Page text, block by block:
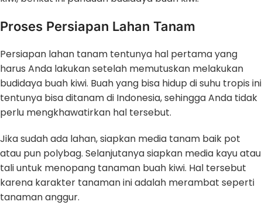
Proses Persiapan Lahan Tanam
Persiapan lahan tanam tentunya hal pertama yang
harus Anda lakukan setelah memutuskan melakukan
budidaya buah kiwi. Buah yang bisa hidup di suhu tropis ini
tentunya bisa ditanam di Indonesia, sehingga Anda tidak
perlu mengkhawatirkan hal tersebut.
Jika sudah ada lahan, siapkan media tanam baik pot
atau pun polybag. Selanjutanya siapkan media kayu atau
tali untuk menopang tanaman buah kiwi. Hal tersebut
karena karakter tanaman ini adalah merambat seperti
tanaman anggur.